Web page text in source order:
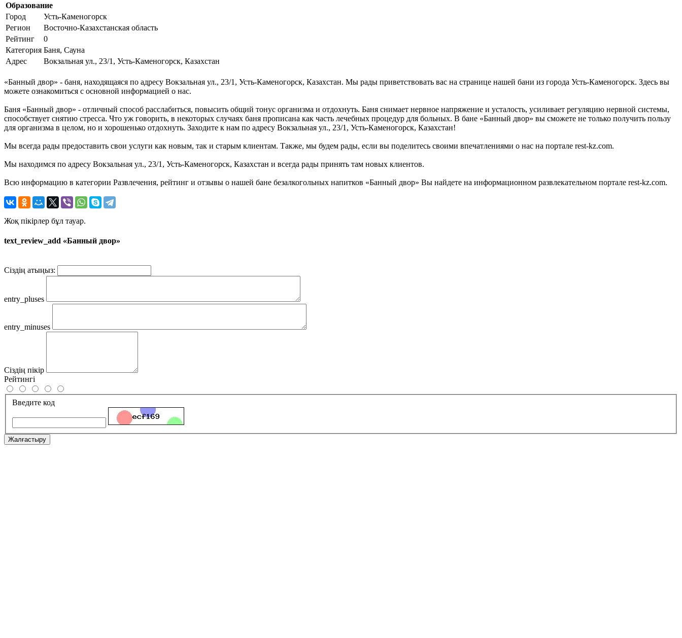
Образование
Город
Усть-Каменогорск
Регион
Восточно-Казахстанская область
Рейтинг
0
Категория Баня, Сауна
Адрес
Вокзальная ул., 23/1, Усть-Каменогорск, Казахстан
«Банный двор» - баня, находящаяся по адресу Вокзальная ул., 23/1, Усть-Каменогорск, Казахстан. Мы рады приветствовать вас на странице нашей бани из города Усть-Каменогорск. Здесь вы
можете ознакомиться с основной информацией о нас.
Баня «Банный двор» - отличный способ расслабиться, повысить общий тонус организма и отдохнуть. Баня снимает нервное напряжение и усталость, усиливает регуляцию нервной системы,
способствует снятию стресса. Что уж говорить, в некоторых случаях баня прописана как часть лечебных процедур для больных. В бане «Банный двор» вы сможете не только получить пользу
для организма в целом, но и хорошенько отдохнуть. Заходите к нам по адресу Вокзальная ул., 23/1, Усть-Каменогорск, Казахстан!
Мы всегда рады предоставить свои услуги как новым, так и старым клиентам. Также, мы будем рады, если вы поделитесь своими впечатлениями о нас на портале rest-kz.com.
Мы находимся по адресу Вокзальная ул., 23/1, Усть-Каменогорск, Казахстан и всегда рады принять там новых клиентов.
Всю информацию в категории Развлечения, рейтинг и отзывы о нашей бане безалкогольных напитков «Банный двор» Вы найдете на информационном развлекательном портале rest-kz.com.
Жоқ пікірлер бұл тауар.
text_review_add «Банный двор»
Сіздің атыңыз:
entry_pluses
entry_minuses
Сіздің пікір
Рейтингі
Введите код
Жалғастыру